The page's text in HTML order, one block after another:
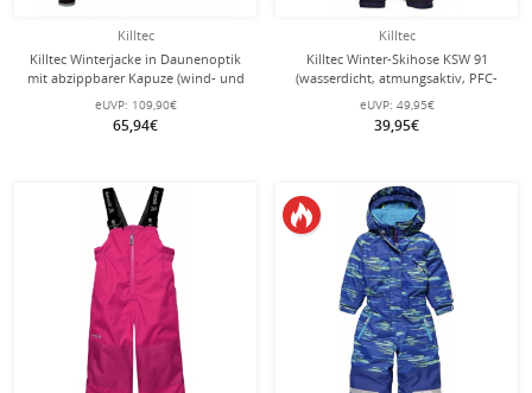
Killtec
Killtec Winterjacke in Daunenoptik
mit abzippbarer Kapuze (wind- und
wasserabweisend, PFC-frei)
blau/rose Kinder
eUVP: 109,90€
65,94€
Killtec
Killtec Winter-Skihose KSW 91
(wasserdicht, atmungsaktiv, PFC-
frei, Schneefang, Kantenschutz)
neonpink Kleinkinder
eUVP: 49,95€
39,95€